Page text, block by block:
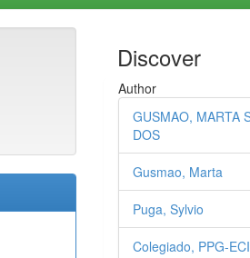
Discover
Author
GUSMAO, MARTA
DOS
Gusmao, Marta
Puga, Sylvio
Colegiado, PPG-